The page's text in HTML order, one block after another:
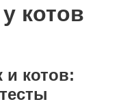
котов
и котов: